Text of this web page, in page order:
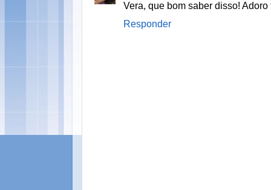
Vera, que bom saber disso!
Responder